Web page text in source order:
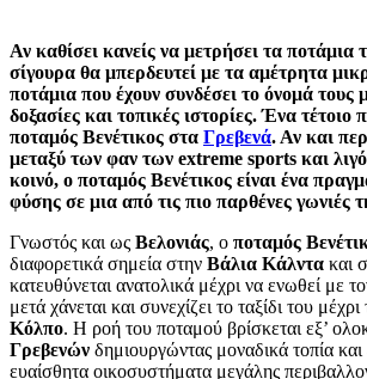
Αν καθίσει κανείς να μετρήσει τα ποτάμια
σίγουρα θα μπερδευτεί με τα αμέτρητα
ποτάμια που έχουν συνδέσει το όνομά τους
δοξασίες και τοπικές ιστορίες. Ένα τέτοιο
ποταμός Βενέτικος στα Γρεβενά. Αν και
μεταξύ των φαν των extreme sports και
κοινό, ο ποταμός Βενέτικος είναι ένα
φύσης σε μια από τις πιο παρθένες γωνιές
Γνωστός και ως Βελονιάς, ο ποταμός
διαφορετικά σημεία στην Βάλια Κάλντα και
κατευθύνεται ανατολικά μέχρι να ενωθεί με
μετά χάνεται και συνεχίζει το ταξίδι του μέχρι
Κόλπο. Η ροή του ποταμού βρίσκεται εξ’
Γρεβενών δημιουργώντας μοναδικά τοπία και
ευαίσθητα οικοσυστήματα μεγάλης